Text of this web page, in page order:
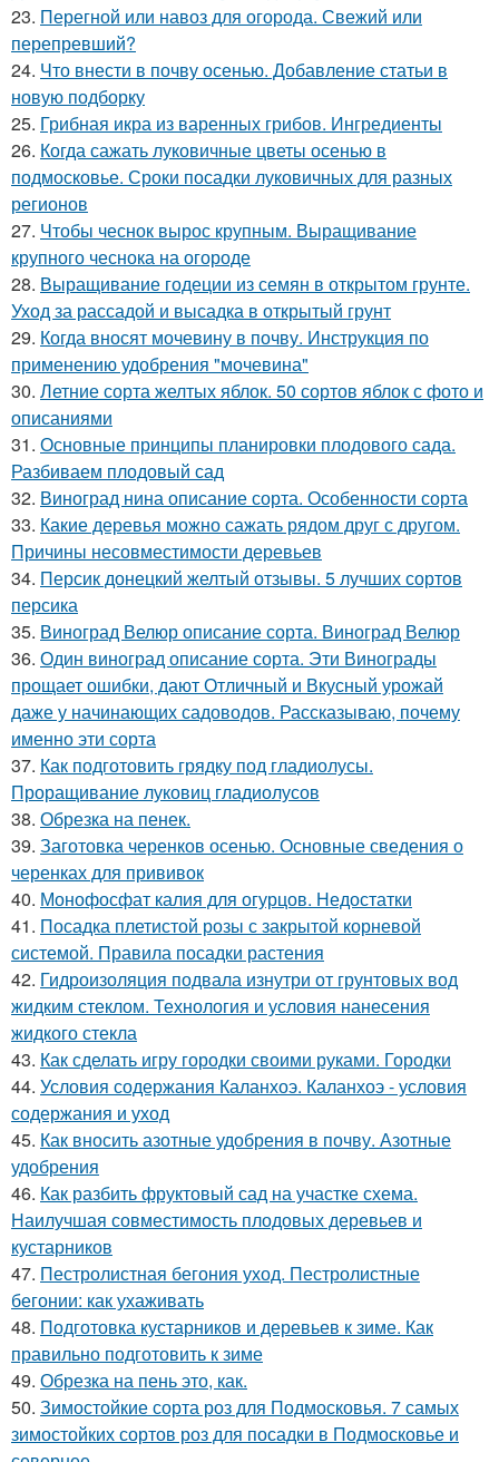
23. Перегной или навоз для огорода. Свежий или
перепревший?
24. Что внести в почву осенью. Добавление статьи в
новую подборку
25. Грибная икра из варенных грибов. Ингредиенты
26. Когда сажать луковичные цветы осенью в
подмосковье. Сроки посадки луковичных для разных
регионов
27. Чтобы чеснок вырос крупным. Выращивание
крупного чеснока на огороде
28. Выращивание годеции из семян в открытом грунте.
Уход за рассадой и высадка в открытый грунт
29. Когда вносят мочевину в почву. Инструкция по
применению удобрения "мочевина"
30. Летние сорта желтых яблок. 50 сортов яблок с фото и
описаниями
31. Основные принципы планировки плодового сада.
Разбиваем плодовый сад
32. Виноград нина описание сорта. Особенности сорта
33. Какие деревья можно сажать рядом друг с другом.
Причины несовместимости деревьев
34. Персик донецкий желтый отзывы. 5 лучших сортов
персика
35. Виноград Велюр описание сорта. Виноград Велюр
36. Один виноград описание сорта. Эти Винограды
прощает ошибки, дают Отличный и Вкусный урожай
даже у начинающих садоводов. Рассказываю, почему
именно эти сорта
37. Как подготовить грядку под гладиолусы.
Проращивание луковиц гладиолусов
38. Обрезка на пенек.
39. Заготовка черенков осенью. Основные сведения о
черенках для прививок
40. Монофосфат калия для огурцов. Недостатки
41. Посадка плетистой розы с закрытой корневой
системой. Правила посадки растения
42. Гидроизоляция подвала изнутри от грунтовых вод
жидким стеклом. Технология и условия нанесения
жидкого стекла
43. Как сделать игру городки своими руками. Городки
44. Условия содержания Каланхоэ. Каланхоэ - условия
содержания и уход
45. Как вносить азотные удобрения в почву. Азотные
удобрения
46. Как разбить фруктовый сад на участке схема.
Наилучшая совместимость плодовых деревьев и
кустарников
47. Пестролистная бегония уход. Пестролистные
бегонии: как ухаживать
48. Подготовка кустарников и деревьев к зиме. Как
правильно подготовить к зиме
49. Обрезка на пень это, как.
50. Зимостойкие сорта роз для Подмосковья. 7 самых
зимостойких сортов роз для посадки в Подмосковье и